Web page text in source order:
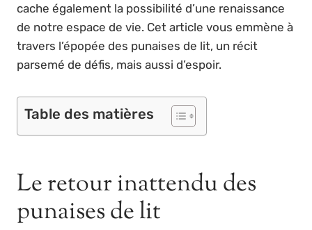
cache également la possibilité d’une renaissance
de notre espace de vie. Cet article vous emmène à
travers l’épopée des punaises de lit, un récit
parsemé de défis, mais aussi d’espoir.
Table des matières
Le retour inattendu des
punaises de lit